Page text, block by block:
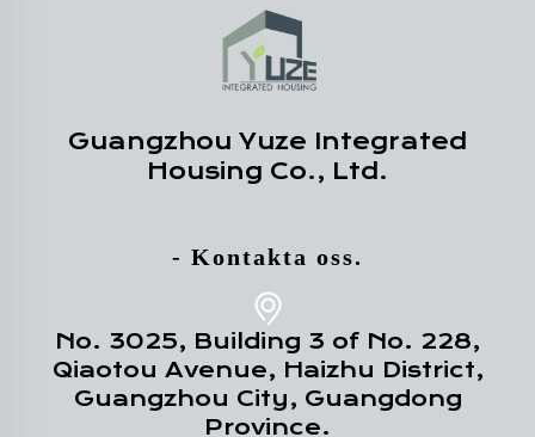
Guangzhou Yuze Integrated
Housing Co., Ltd.
- Kontakta oss.
No. 3025, Building 3 of No. 228,
Qiaotou Avenue, Haizhu District,
Guangzhou City, Guangdong
Province.